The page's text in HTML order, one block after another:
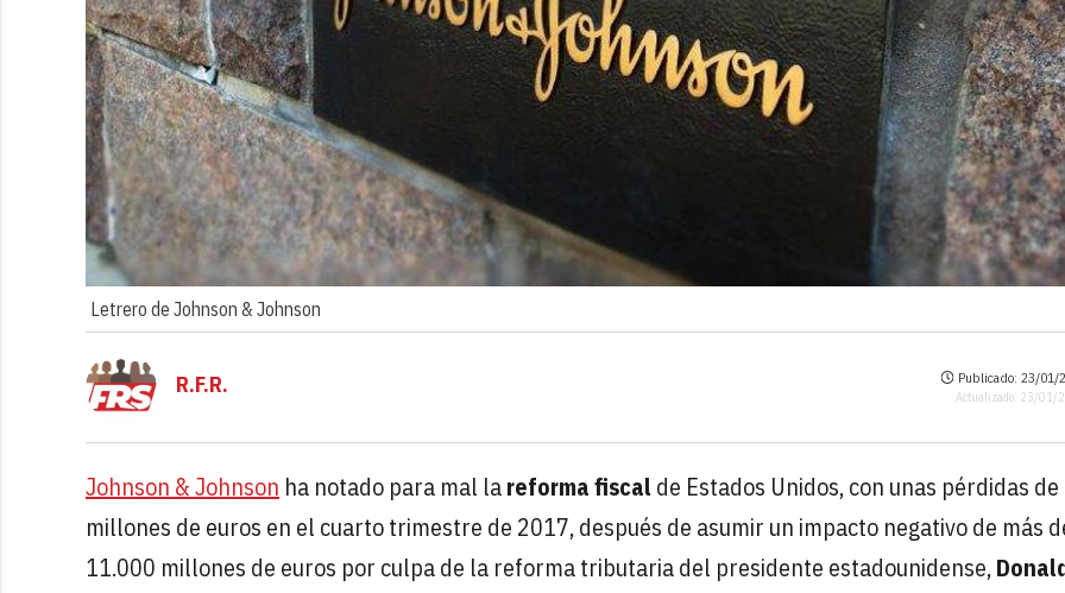
Letrero de Johnson & Johnson
R.F.R. Publicado: 23/01/
Actualizado: 23/01/
Johnson & Johnson ha notado para mal lareforma fiscalde Estados Unidos, con unas pérdidas
millones de euros en el cuarto trimestre de 2017, después de asumir un impacto negativo de más
11.000 millones de euros por culpa de la reforma tributaria del presidente estadounidense,